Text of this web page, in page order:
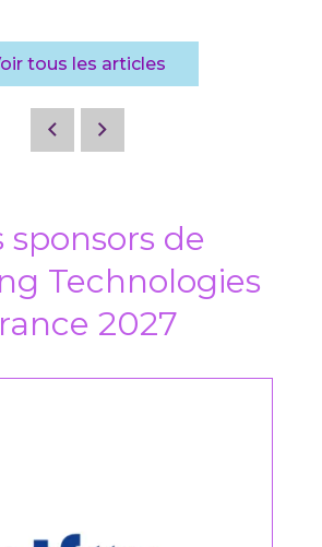
tous les articles
sponsors de
Technologies
2027